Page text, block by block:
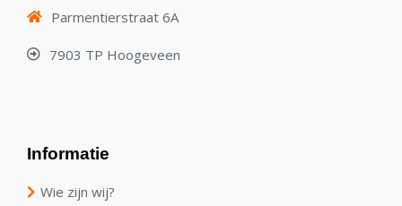
Parmentierstraat 6A
7903 TP Hoogeveen
Informatie
Wie zijn wij?